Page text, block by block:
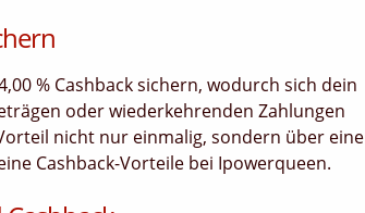
% Cashback sichern, wodurch sich dein
oder wiederkehrenden Zahlungen
nicht nur einmalig, sondern über
Cashback-Vorteile bei Ipowerqueen.